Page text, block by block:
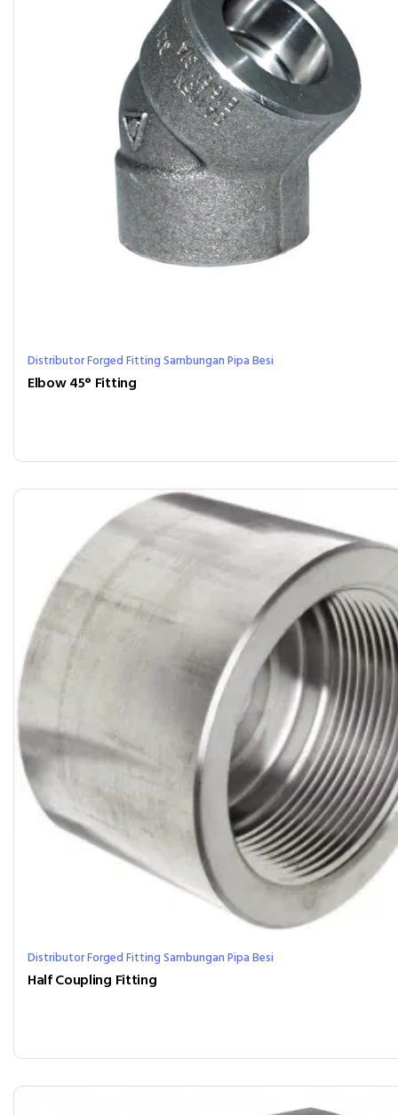
Distributor Forged Fitting Sambungan Pipa Besi
Elbow 45° Fitting
Distributor Forged Fitting Sambungan Pipa Besi
Half Coupling Fitting